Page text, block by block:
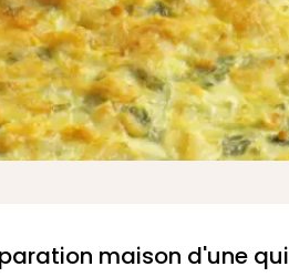
maison d'une